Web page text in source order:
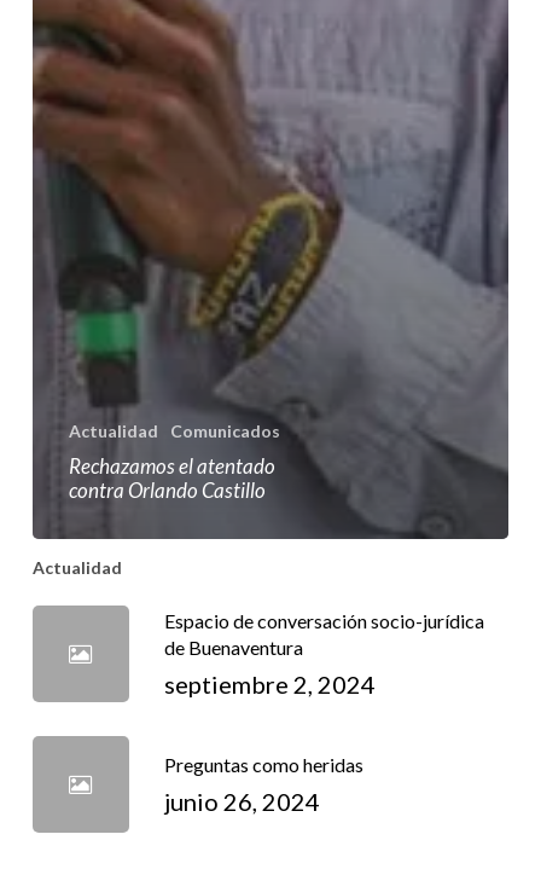
Actualidad Comunicados
Rechazamos el atentado
contra Orlando Castillo
Actualidad
Espacio de conversación socio-jurídica
de Buenaventura
septiembre 2, 2024
Preguntas como heridas
junio 26, 2024